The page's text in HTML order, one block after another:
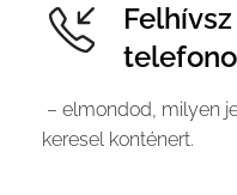
– elmondod, milyen
keresel konténert.